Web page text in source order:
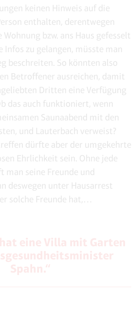
keinen Hinweis auf die
enthalten, derentwegen
bzw. ans Haus gefesselt
Infos zu gelangen, müsste man
beschreiten. So könnten also
Betroffener ausreichen, damit
Dritten eine Verfügung
das auch funktioniert, wenn
Saunaabend mit den
und Lauterbach verweist?
dürfte aber der umgekehrte
Ehrlichkeit sein. Ohne jede
seine Freunde und
deswegen unter Hausarrest
solche Freunde hat,…